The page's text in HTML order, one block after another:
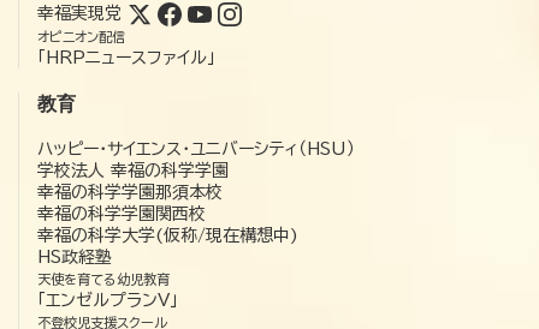
幸福実現党
オピニオン配信
「HRPニュースファイル」
教育
ハッピー・サイエンス・ユニバーシティ（HSU）
学校法人 幸福の科学学園
幸福の科学学園那須本校
幸福の科学学園関西校
幸福の科学大学(仮称/現在構想中)
HS政経塾
天使を育てる幼児教育
「エンゼルプランV」
不登校児支援スクール